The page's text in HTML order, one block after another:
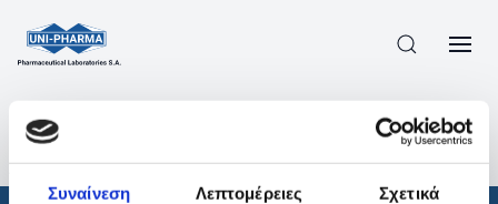
Συναίνεση Λεπτομέρειες Σχετικά
ΠΡΟΪΟΝΤΑ ΣΥΝΤΑΓΟΓΡΑΦΟΎΜΕΝΑ
/
ΑΠΟΤΕΛΕΣΜΑΤΑ ΑΝΑΖΗΤΗΣΗΣ